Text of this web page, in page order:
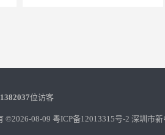
位访客
©2026-08-09 粤ICP备12013315号-2 深圳市